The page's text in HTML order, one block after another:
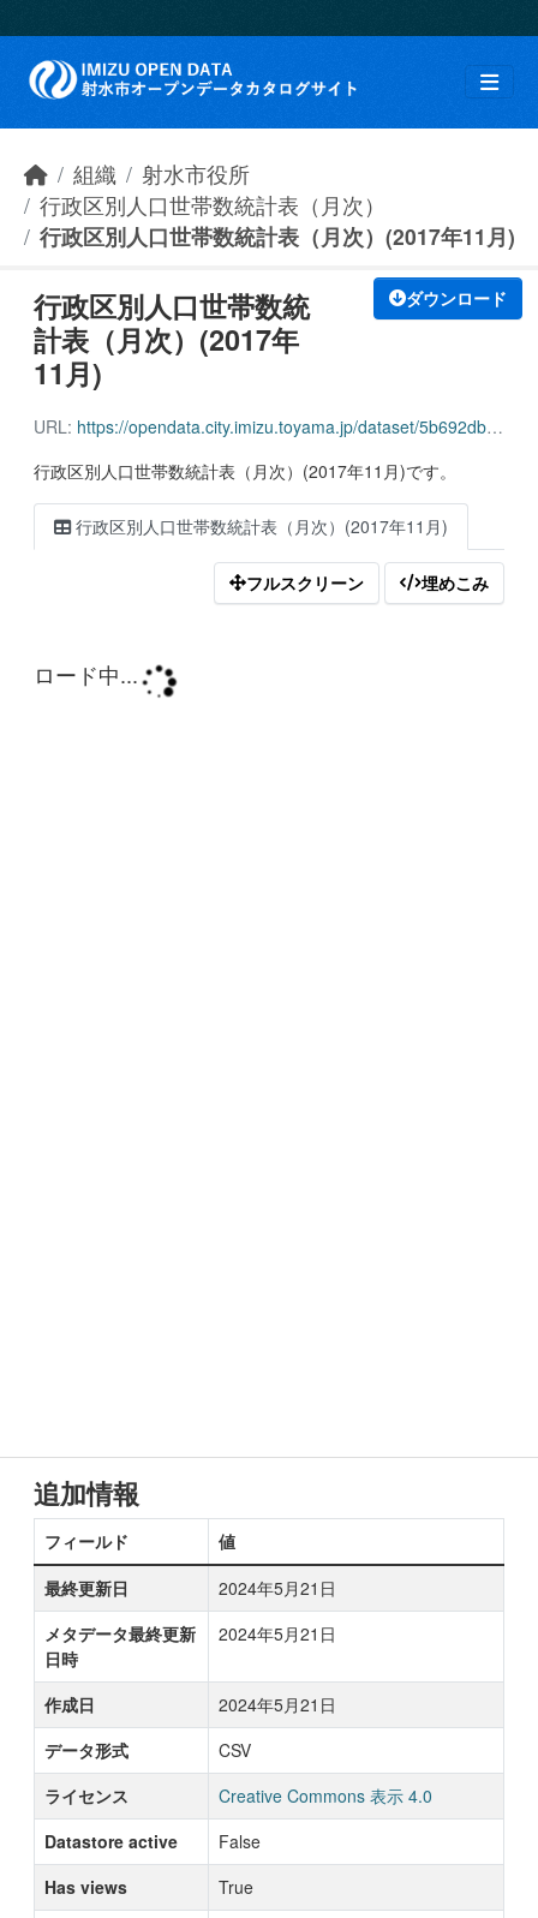
組織
射水市役所
行政区別人口世帯数統計表（月次）
行政区別人口世帯数統計表（月次）(2017年11月)
ダウンロード
行政区別人口世帯数統
計表（月次）(2017年
11月)
URL: https://opendata.city.imizu.toyama.jp/dataset/5b692db4-1303-451a-87ad-9f7969ac6142/resource/e36a8fa3-79f6-43c9-aaf6-0c4b60ba201a/download/162116_household_population_201711.csv
行政区別人口世帯数統計表（月次）(2017年11月)です。
行政区別人口世帯数統計表（月次）(2017年11月)
フルスクリーン 埋めこみ
追加情報
フィールド
値
最終更新日
2024年5月21日
メタデータ最終更新
日時
2024年5月21日
作成日
2024年5月21日
データ形式
CSV
ライセンス
Creative Commons 表示 4.0
Datastore active
False
Has views
True